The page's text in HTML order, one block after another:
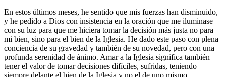
En estos últimos meses, he sentido que mis fuerzas han disminuido,
y he pedido a Dios con insistencia en la oración que me iluminase
con su luz para que me hiciera tomar la decisión más justa no para
mi bien, sino para el bien de la Iglesia. He dado este paso con plena
conciencia de su gravedad y también de su novedad, pero con una
profunda serenidad de ánimo. Amar a la Iglesia significa también
tener el valor de tomar decisiones difíciles, sufridas, teniendo
siempre delante el bien de la Iglesia y no el de uno mismo.